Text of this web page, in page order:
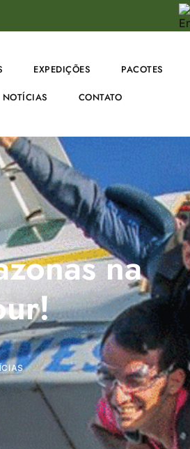
EXPEDIÇÕES PACOTES
NOTÍCIAS CONTATO
na